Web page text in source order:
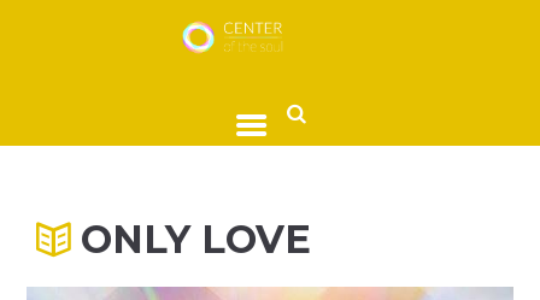
ONLY LOVE